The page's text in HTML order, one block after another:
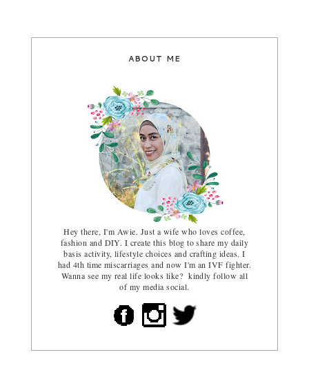
ABOUT ME
Hey there, I'm Awie. Just a wife who loves coffee,
fashion and DIY. I create this blog to share my daily
basis activity, lifestyle choices and crafting ideas. I
had 4th time miscarriages and now I'm an IVF fighter.
Wanna see my real life looks like? kindly follow all
of my media social.